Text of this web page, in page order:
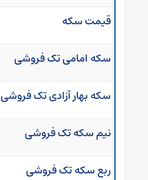
قیمت سکه
سکه امامی تک فروشی
سکه بهار آزادی تک فروشی
نیم سکه تک فروشی
ربع سکه تک فروشی